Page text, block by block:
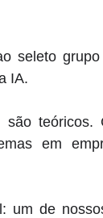
seleto
IA.
são
em
um de